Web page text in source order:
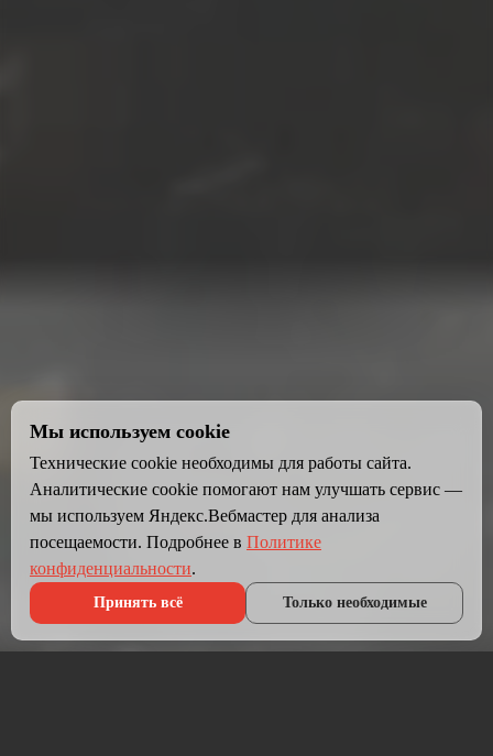
Мы используем cookie
Технические cookie необходимы для работы сайта.
Аналитические cookie помогают нам улучшать сервис —
мы используем Яндекс.Вебмастер для анализа
посещаемости. Подробнее в Политике
конфиденциальности.
Принять всё Только необходимые